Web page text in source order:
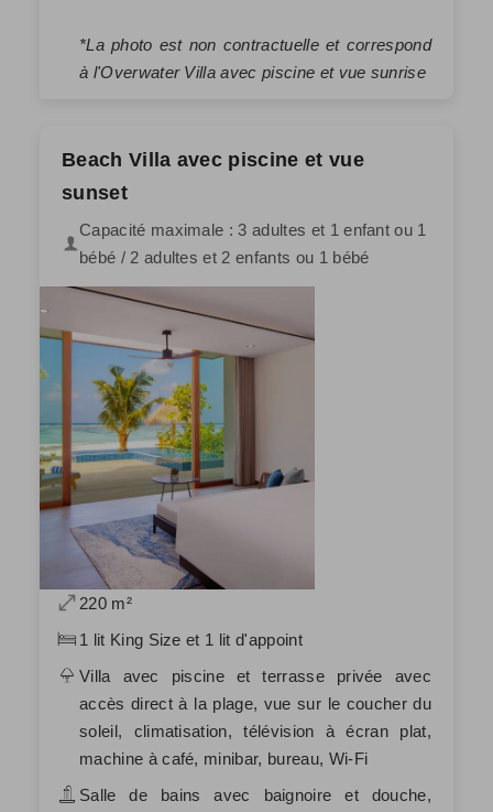
*La photo est non contractuelle et correspond
à l'Overwater Villa avec piscine et vue sunrise
Beach Villa avec piscine et vue
sunset
Capacité maximale : 3 adultes et 1 enfant ou 1
bébé / 2 adultes et 2 enfants ou 1 bébé
220 m²
1 lit King Size et 1 lit d'appoint
Villa avec piscine et terrasse privée avec
accès direct à la plage, vue sur le coucher du
soleil, climatisation, télévision à écran plat,
machine à café, minibar, bureau, Wi-Fi
Salle de bains avec baignoire et douche,